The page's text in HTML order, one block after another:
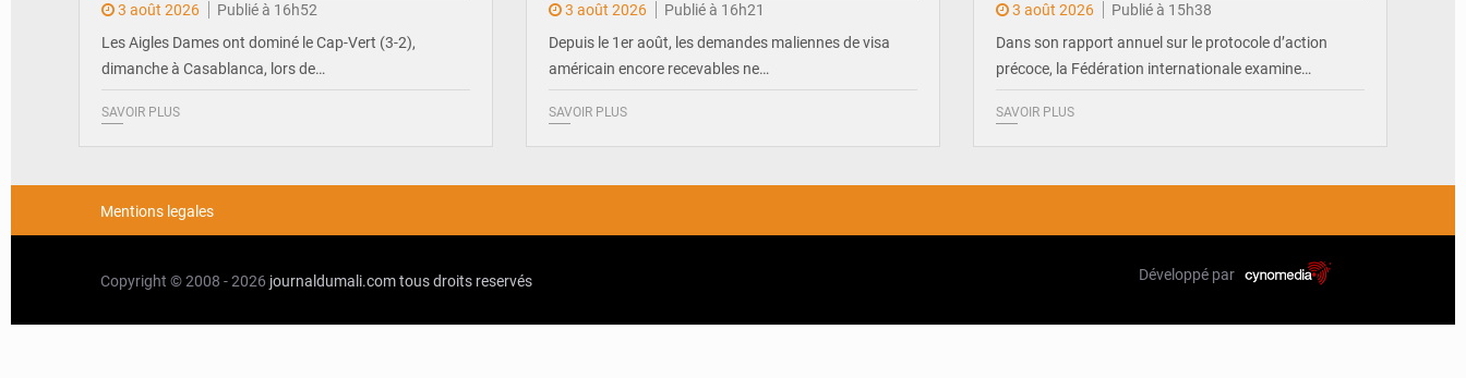
3 août 2026
Publié à 16h52
Les Aigles Dames ont dominé le Cap-Vert (3-2),
dimanche à Casablanca, lors de…
SAVOIR PLUS
3 août 2026
Publié à 16h21
Depuis le 1er août, les demandes maliennes de visa
américain encore recevables ne…
SAVOIR PLUS
3 août 2026
Publié à 15h38
Dans son rapport annuel sur le protocole d’action
précoce, la Fédération internationale examine…
SAVOIR PLUS
Mentions legales
Copyright © 2008 - 2026 journaldumali.comtous droits reservés Développé par